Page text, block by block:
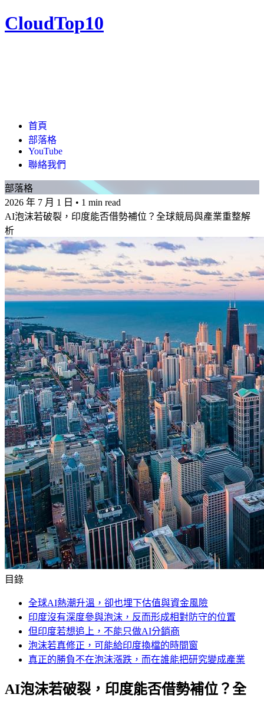
CloudTop10
首頁
部落格
YouTube
聯絡我們
部落格
2026 年 7 月 1 日 • 1 min read
AI泡沫若破裂，印度能否借勢補位？全球競局與產業重整解
析
目錄
全球AI熱潮升溫，卻也埋下估值與資金風險
印度沒有深度參與泡沫，反而形成相對防守的位置
但印度若想追上，不能只做AI分銷商
泡沫若真修正，可能給印度換檔的時間窗
真正的勝負不在泡沫漲跌，而在誰能把研究變成產業
AI泡沫若破裂，印度能否借勢補位？全